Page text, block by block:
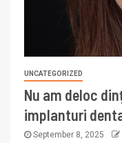
UNCATEGORIZED
Nu am deloc
implanturi
September 8, 2025